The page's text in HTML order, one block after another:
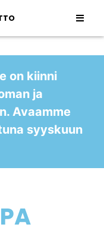
on kiinni
ja
Avaamme
syyskuun